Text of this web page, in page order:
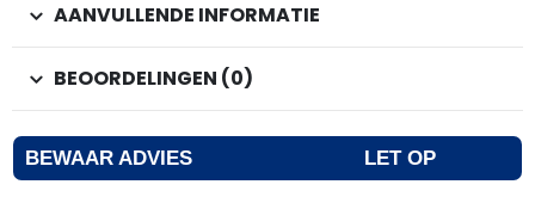
AANVULLENDE INFORMATIE
BEOORDELINGEN (0)
BEWAAR ADVIES LET OP